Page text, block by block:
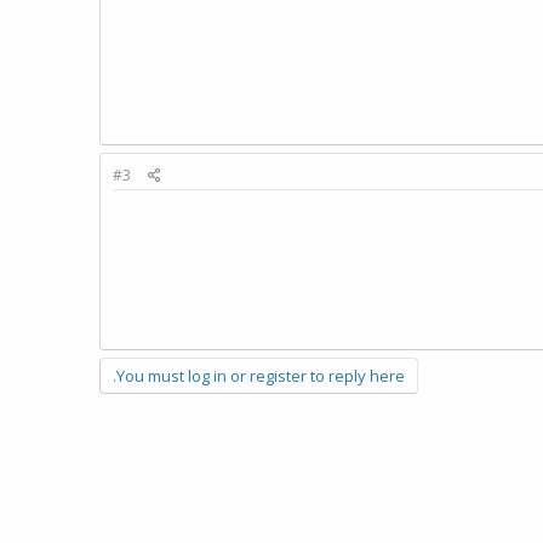
#3
You must log in or register to reply here.